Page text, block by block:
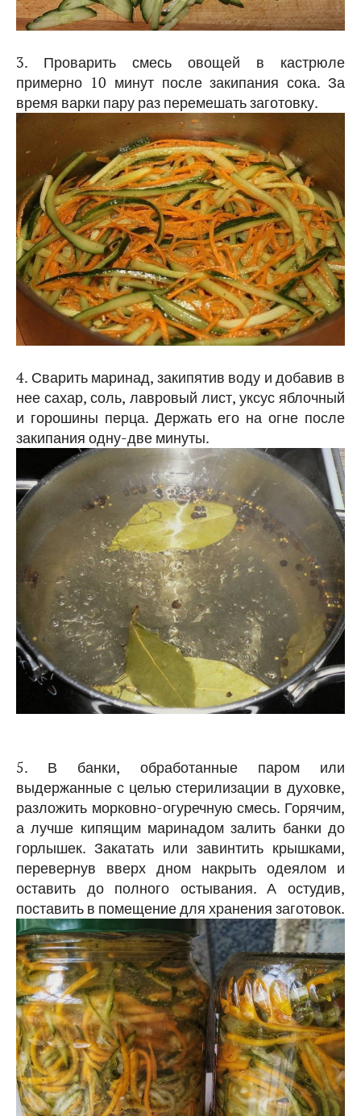
3. Проварить смесь овощей в кастрюле
примерно 10 минут после закипания сока. За
время варки пару раз перемешать заготовку.
4. Сварить маринад, закипятив воду и добавив в
нее сахар, соль, лавровый лист, уксус яблочный
и горошины перца. Держать его на огне после
закипания одну-две минуты.
5. В банки, обработанные паром или
выдержанные с целью стерилизации в духовке,
разложить морковно-огуречную смесь. Горячим,
а лучше кипящим маринадом залить банки до
горлышек. Закатать или завинтить крышками,
перевернув вверх дном накрыть одеялом и
оставить до полного остывания. А остудив,
поставить в помещение для хранения заготовок.